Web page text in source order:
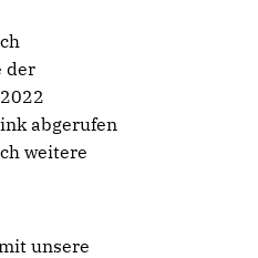
der
abgerufen
weitere
unsere